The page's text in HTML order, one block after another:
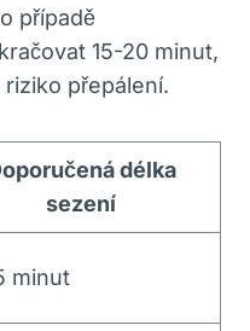
případě
15-20 minut,
přepálení.
délka
sezení
minut